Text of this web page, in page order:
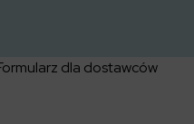
publicznej
dla dostawców